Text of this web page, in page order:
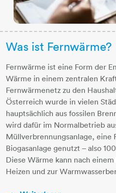
Was ist Fernwärme?
Fernwärme ist eine Form der
Wärme in einem zentralen
Fernwärmenetz zu den
Österreich wurde in vielen
hauptsächlich aus fossilen
wird dafür im Normalbetrieb
Müllverbrennungsanlage, eine
Biogasanlage genutzt – also
Diese Wärme kann nach
Heizen und zur